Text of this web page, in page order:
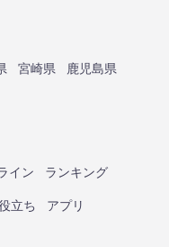
宮崎県
鹿児島県
イン ランキング
立ち アプリ